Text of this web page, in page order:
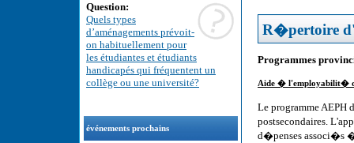
Question:
Quels types
d’aménagements prévoit-
on habituellement pour
les étudiantes et étudiants
handicapés qui fréquentent un
collège ou une université?
événements prochains
R�pertoire
Programmes
Aide � l'employabilit�
Le programme AEPH
postsecondaires.
d�penses associ�s